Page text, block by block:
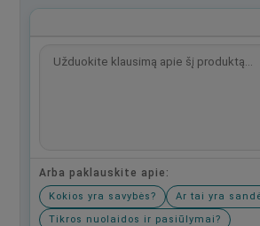
Arba paklauskite apie:
Kokios yra savybės?
Ar tai yra
Tikros nuolaidos ir pasiūlymai?